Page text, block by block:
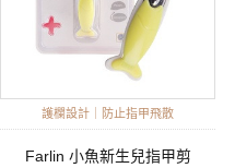
護欄設計｜防止指甲飛散
Farlin 小魚新生兒指甲剪